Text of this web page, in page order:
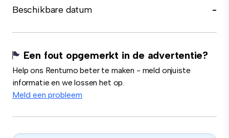
Beschikbare datum
-
Een fout opgemerkt in de advertentie?
Help ons Rentumo beter te maken - meld onjuiste
informatie en we lossen het op.
Meld een probleem